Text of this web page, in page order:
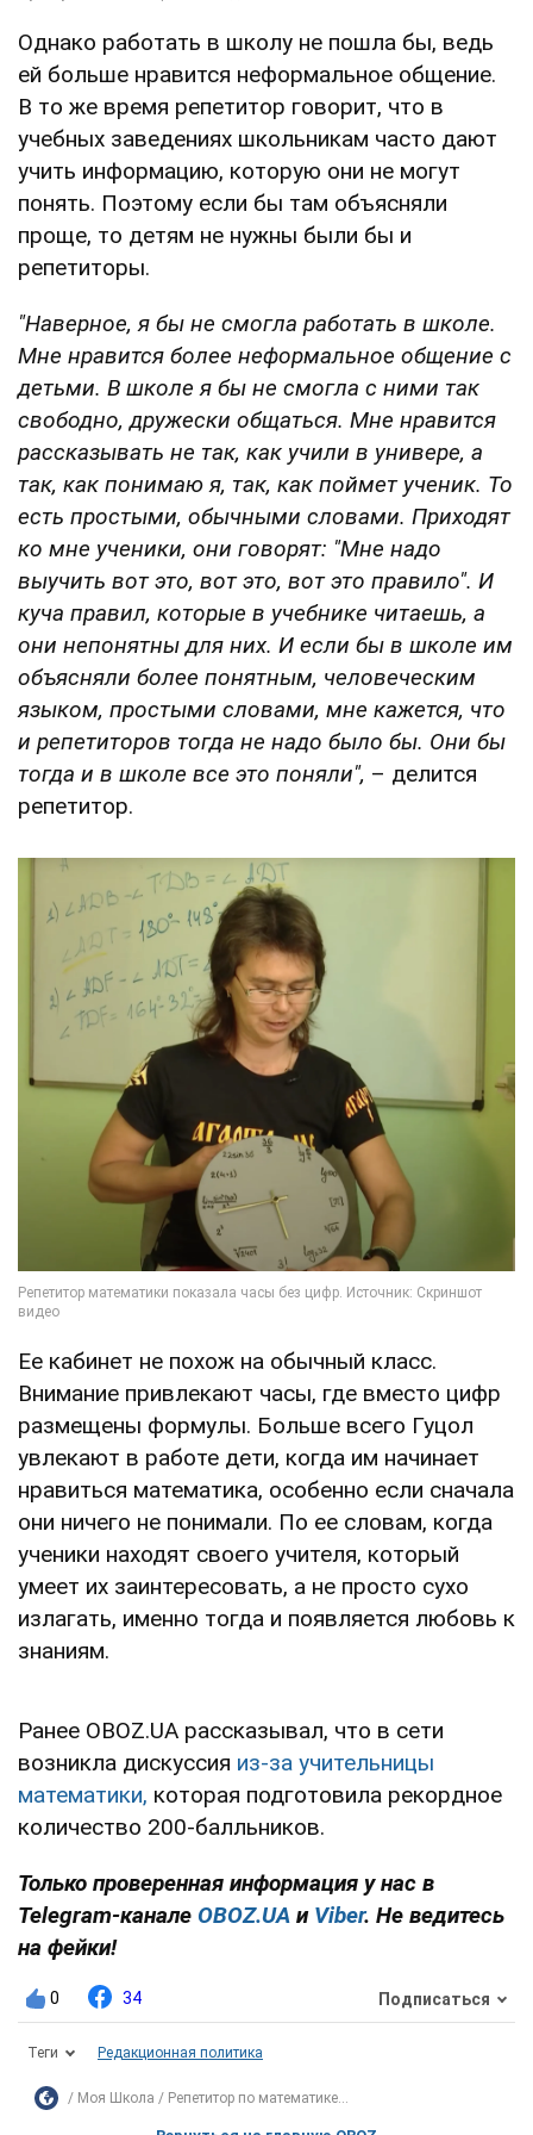
Однако работать в школу не пошла бы, ведь
ей больше нравится неформальное общение.
В то же время репетитор говорит, что в
учебных заведениях школьникам часто дают
учить информацию, которую они не могут
понять. Поэтому если бы там объясняли
проще, то детям не нужны были бы и
репетиторы.
"Наверное, я бы не смогла работать в школе.
Мне нравится более неформальное общение с
детьми. В школе я бы не смогла с ними так
свободно, дружески общаться. Мне нравится
рассказывать не так, как учили в универе, а
так, как понимаю я, так, как поймет ученик. То
есть простыми, обычными словами. Приходят
ко мне ученики, они говорят: "Мне надо
выучить вот это, вот это, вот это правило". И
куча правил, которые в учебнике читаешь, а
они непонятны для них. И если бы в школе им
объясняли более понятным, человеческим
языком, простыми словами, мне кажется, что
и репетиторов тогда не надо было бы. Они бы
тогда и в школе все это поняли", – делится
репетитор.
Ее кабинет не похож на обычный класс.
Внимание привлекают часы, где вместо цифр
размещены формулы. Больше всего Гуцол
увлекают в работе дети, когда им начинает
нравиться математика, особенно если сначала
они ничего не понимали. По ее словам, когда
ученики находят своего учителя, который
умеет их заинтересовать, а не просто сухо
излагать, именно тогда и появляется любовь к
знаниям.
Ранее OBOZ.UA рассказывал, что в сети
возникла дискуссия из-за учительницы
математики, которая подготовила рекордное
количество 200-балльников.
Только проверенная информация у нас в
Telegram-канале OBOZ.UA и Viber. Не ведитесь
на фейки!
0 34 Подписаться
Теги Редакционная политика
Моя Школа Репетитор по математике...